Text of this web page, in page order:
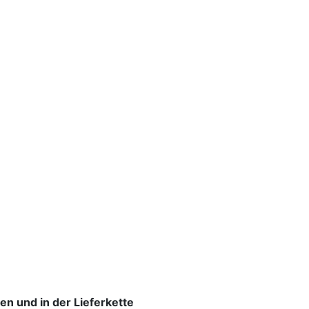
und in der Lieferkette